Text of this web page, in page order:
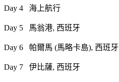
Day 4 海上航行
Day 5 馬翁港, 西班牙
Day 6 帕爾馬 (馬略卡島), 西班牙
Day 7 伊比薩, 西班牙